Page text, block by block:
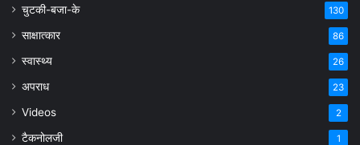
चुटकी-बजा-के 130
साक्षात्कार 86
स्वास्थ्य 26
अपराध 23
Videos 2
टैकनोलजी 1